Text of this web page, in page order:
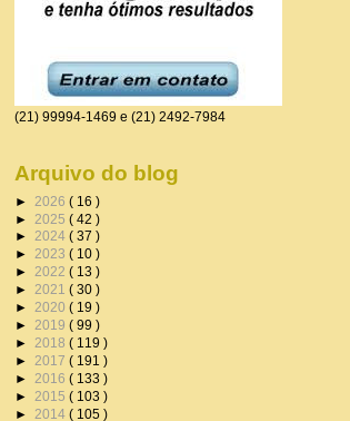
(21) 99994-1469 e (21) 2492-7984
Arquivo do blog
► 2026 ( 16 )
► 2025 ( 42 )
► 2024 ( 37 )
► 2023 ( 10 )
► 2022 ( 13 )
► 2021 ( 30 )
► 2020 ( 19 )
► 2019 ( 99 )
► 2018 ( 119 )
► 2017 ( 191 )
► 2016 ( 133 )
► 2015 ( 103 )
► 2014 ( 105 )